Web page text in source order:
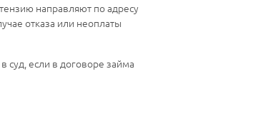
направляют по адресу
отказа или неоплаты
суд, если в договоре займа